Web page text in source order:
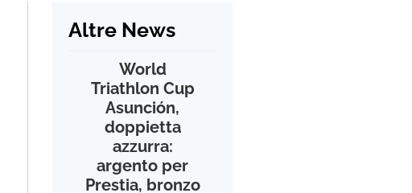
Altre News
World
Triathlon Cup
Asunción,
doppietta
azzurra:
argento per
Prestia, bronzo